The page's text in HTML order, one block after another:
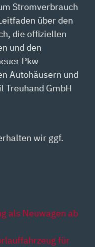
Stromverbrauch
über den
die offiziellen
und den
Pkw
Autohäusern und
Treuhand GmbH
wir ggf.
als Neuwagen ab
für